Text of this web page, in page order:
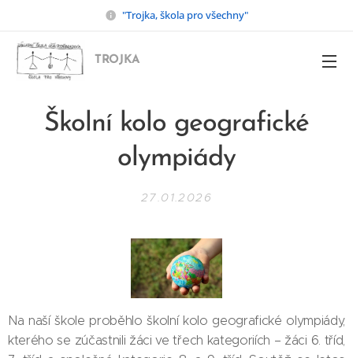
"Trojka, škola pro všechny"
TROJKA
Školní kolo geografické
olympiády
27.01.2026
Na naší škole proběhlo školní kolo geografické olympiády,
kterého se zúčastnili žáci ve třech kategoriích – žáci 6. tříd,